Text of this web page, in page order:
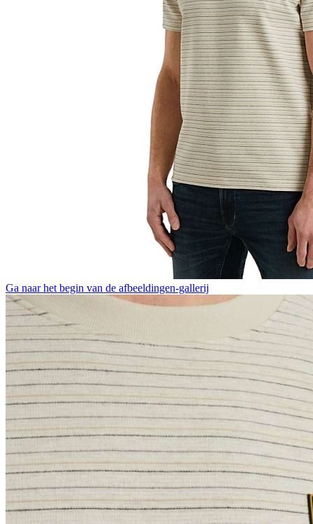
Ga naar het begin van de afbeeldingen-gallerij